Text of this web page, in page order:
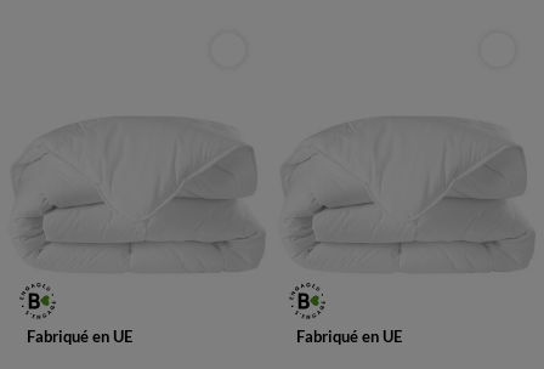
Fabriqué en UE Fabriqué en UE